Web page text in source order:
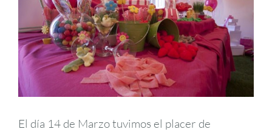
El día 14 de Marzo tuvimos el placer de